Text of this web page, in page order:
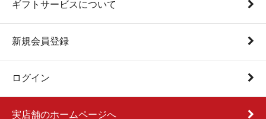
ギフトサービスについて
新規会員登録
ログイン
実店舗のホームページへ